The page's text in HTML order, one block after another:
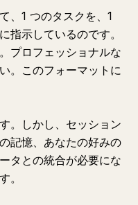
、1 つのタスクを、1
指示しているのです。
プロフェッショナルな
。このフォーマットに
。しかし、セッション
記憶、あなたの好みの
タとの統合が必要にな
。